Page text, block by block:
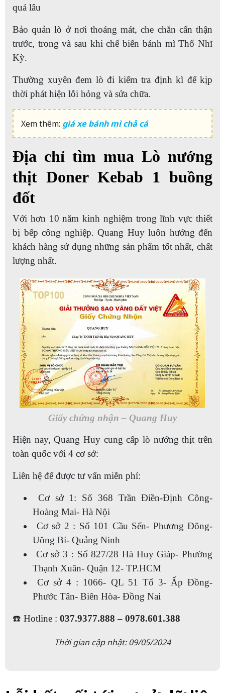
quá lâu
Bảo quản lò ở nơi thoáng mát, che chắn cẩn thận
trước, trong và sau khi chế biến bánh mì Thổ Nhĩ
Kỳ.
Thường xuyên đem lò đi kiểm tra định kì để kịp
thời phát hiện lỗi hỏng và sửa chữa.
Xem thêm: giá xe bánh mì chả cá
Địa chỉ tìm mua Lò nướng
thịt Doner Kebab 1 buồng
đốt
Với hơn 10 năm kinh nghiệm trong lĩnh vực thiết
bị bếp công nghiệp. Quang Huy luôn hướng đến
khách hàng sử dụng những sản phẩm tốt nhất, chất
lượng nhất.
Giấy chứng nhận – Quang Huy
Hiện nay, Quang Huy cung cấp lò nướng thịt trên
toàn quốc với 4 cơ sở:
Liên hệ để được tư vấn miễn phí:
Cơ sở 1: Số 368 Trần Điền-Định Công-
Hoàng Mai- Hà Nội
Cơ sở 2 : Số 101 Cầu Sến- Phương Đông-
Uông Bí- Quảng Ninh
Cơ sở 3 : Số 827/28 Hà Huy Giáp- Phường
Thạnh Xuân- Quận 12- TP.HCM
Cơ sở 4 : 1066- QL 51 Tổ 3- Ấp Đồng-
Phước Tân- Biên Hòa- Đồng Nai
☎️ Hotline : 037.9377.888 – 0978.601.388
Thời gian cập nhật: 09/05/2024